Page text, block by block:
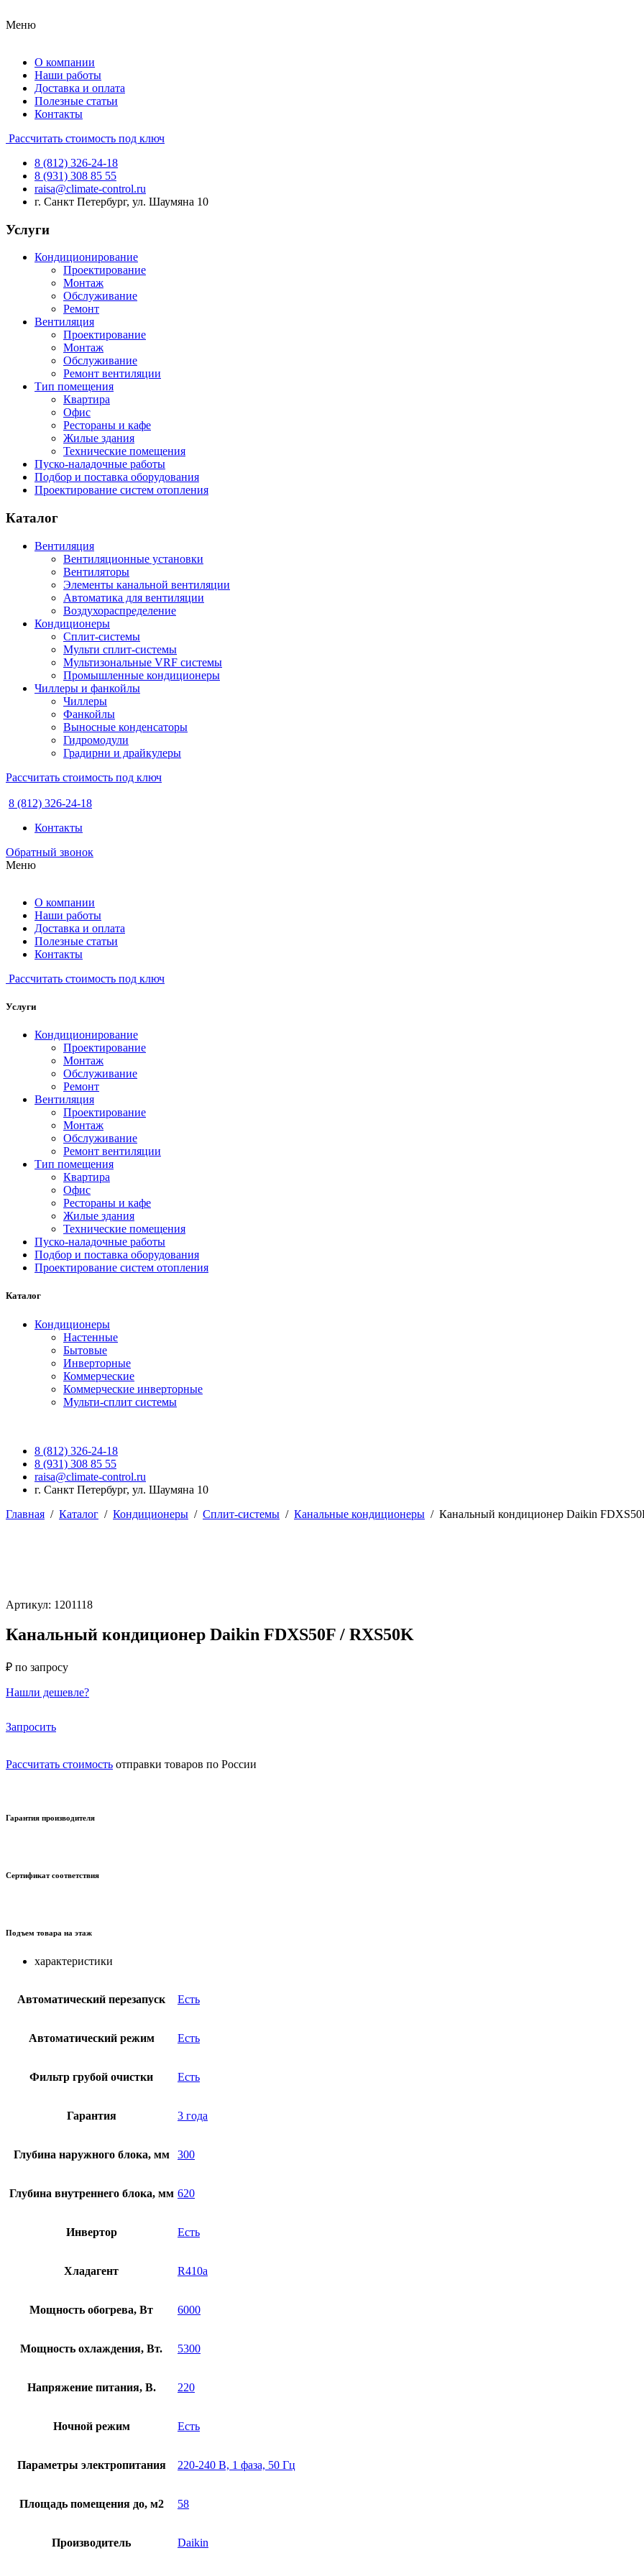
Меню
О компании
Наши работы
Доставка и оплата
Полезные статьи
Контакты
Рассчитать стоимость под ключ
8 (812) 326-24-18
8 (931) 308 85 55
raisa@climate-control.ru
г. Санкт Петербург, ул. Шаумяна 10
Услуги
Кондиционирование
Проектирование
Монтаж
Обслуживание
Ремонт
Вентиляция
Проектирование
Монтаж
Обслуживание
Ремонт вентиляции
Тип помещения
Квартира
Офис
Рестораны и кафе
Жилые здания
Технические помещения
Пуско-наладочные работы
Подбор и поставка оборудования
Проектирование систем отопления
Каталог
Вентиляция
Вентиляционные установки
Вентиляторы
Элементы канальной вентиляции
Автоматика для вентиляции
Воздухораспределение
Кондиционеры
Сплит-системы
Мульти сплит-системы
Мультизональные VRF системы
Промышленные кондиционеры
Чиллеры и фанкойлы
Чиллеры
Фанкойлы
Выносные конденсаторы
Гидромодули
Градирни и драйкулеры
Рассчитать стоимость под ключ
8 (812) 326-24-18
Контакты
Обратный звонок
Меню
О компании
Наши работы
Доставка и оплата
Полезные статьи
Контакты
Рассчитать стоимость под ключ
Услуги
Кондиционирование
Проектирование
Монтаж
Обслуживание
Ремонт
Вентиляция
Проектирование
Монтаж
Обслуживание
Ремонт вентиляции
Тип помещения
Квартира
Офис
Рестораны и кафе
Жилые здания
Технические помещения
Пуско-наладочные работы
Подбор и поставка оборудования
Проектирование систем отопления
Каталог
Кондиционеры
Настенные
Бытовые
Инверторные
Коммерческие
Коммерческие инверторные
Мульти-сплит системы
8 (812) 326-24-18
8 (931) 308 85 55
raisa@climate-control.ru
г. Санкт Петербург, ул. Шаумяна 10
Главная / Каталог / Кондиционеры / Сплит-системы / Канальные кондиционеры / Канальный кондиционер Daikin
Артикул: 1201118
Канальный кондиционер Daikin FDXS50F / RXS50K
₽ по запросу
Нашли дешевле?
Запросить
Рассчитать стоимость отправки товаров по России
Гарантия производителя
Сертификат соответствия
Подъем товара на этаж
характеристики
Автоматический перезапуск Есть
Автоматический режим Есть
Фильтр грубой очистки Есть
Гарантия 3 года
Глубина наружного блока, мм 300
Глубина внутреннего блока, мм 620
Инвертор Есть
Хладагент R410a
Мощность обогрева, Вт 6000
Мощность охлаждения, Вт. 5300
Напряжение питания, В. 220
Ночной режим Есть
Параметры электропитания 220-240 В, 1 фаза, 50 Гц
Площадь помещения до, м2 58
Производитель Daikin